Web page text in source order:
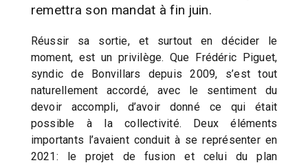
remettra son mandat à fin juin.
Réussir sa sortie, et surtout en décider le
moment, est un privilège. Que Frédéric Piguet,
syndic de Bonvillars depuis 2009, s’est tout
naturellement accordé, avec le sentiment du
devoir accompli, d’avoir donné ce qui était
possible à la collectivité. Deux éléments
importants l’avaient conduit à se représenter en
2021: le projet de fusion et celui du plan